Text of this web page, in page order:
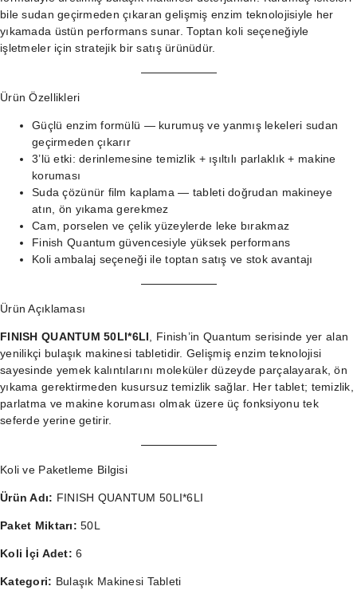
bile sudan geçirmeden çıkaran gelişmiş enzim teknolojisiyle her
yıkamada üstün performans sunar. Toptan koli seçeneğiyle
işletmeler için stratejik bir satış ürünüdür.
Ürün Özellikleri
Güçlü enzim formülü — kurumuş ve yanmış lekeleri sudan
geçirmeden çıkarır
3’lü etki: derinlemesine temizlik + ışıltılı parlaklık + makine
koruması
Suda çözünür film kaplama — tableti doğrudan makineye
atın, ön yıkama gerekmez
Cam, porselen ve çelik yüzeylerde leke bırakmaz
Finish Quantum güvencesiyle yüksek performans
Koli ambalaj seçeneği ile toptan satış ve stok avantajı
Ürün Açıklaması
FINISH QUANTUM 50LI*6LI , Finish’in Quantum serisinde yer alan
yenilikçi bulaşık makinesi tabletidir. Gelişmiş enzim teknolojisi
sayesinde yemek kalıntılarını moleküler düzeyde parçalayarak, ön
yıkama gerektirmeden kusursuz temizlik sağlar. Her tablet; temizlik,
parlatma ve makine koruması olmak üzere üç fonksiyonu tek
seferde yerine getirir.
Koli ve Paketleme Bilgisi
Ürün Adı: FINISH QUANTUM 50LI*6LI
Paket Miktarı: 50L
Koli İçi Adet: 6
Kategori: Bulaşık Makinesi Tableti